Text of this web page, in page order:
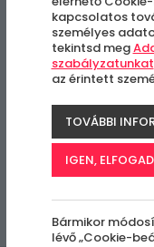
kapcsolatos
személyes
tekintsd meg
szabályzatunkat
az érintett
TOVÁBBI
IGEN,
Bármikor
lévő „Cookie-